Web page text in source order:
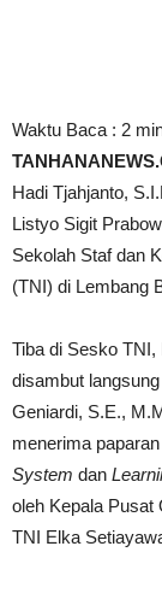
Waktu Baca : 2
Hadi Tjahjanto,
Listyo Sigit
Sekolah Staf dan
(TNI) di Lembang
Tiba di Sesko
disambut
Geniardi, S.E.,
menerima
System dan
oleh Kepala Pusat
TNI Elka